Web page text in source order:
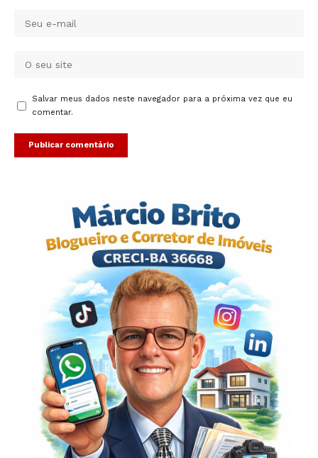
Salvar meus dados neste navegador para a próxima vez que eu
comentar.